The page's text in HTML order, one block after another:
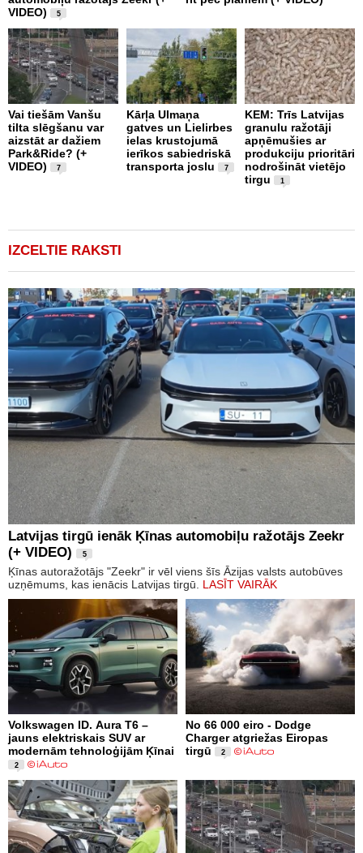
VIDEO)
5
Vai tiešām Vanšu
tilta slēgšanu var
aizstāt ar dažiem
Park&Ride? (+
VIDEO)
7
Kārļa Ulmaņa
gatves un Lielirbes
ielas krustojumā
ierīkos sabiedriskā
transporta joslu
7
KEM: Trīs Latvijas
granulu ražotāji
apņēmušies ar
produkciju prioritāri
nodrošināt vietējo
tirgu
1
IZCELTIE RAKSTI
Latvijas tirgū ienāk Ķīnas automobiļu ražotājs Zeekr
(+ VIDEO)
5
Ķīnas autoražotājs "Zeekr" ir vēl viens šīs Āzijas valsts autobūves
uzņēmums, kas ienācis Latvijas tirgū. LASĪT VAIRĀK
Volkswagen ID. Aura T6 –
jauns elektriskais SUV ar
modernām tehnoloģijām Ķīnai
2
No 66 000 eiro - Dodge
Charger atgriežas Eiropas
tirgū
2